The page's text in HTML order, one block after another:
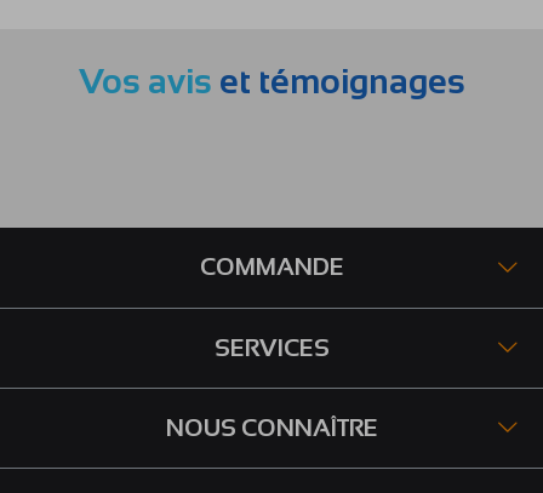
Vos avis et témoignages
COMMANDE
SERVICES
NOUS CONNAÎTRE